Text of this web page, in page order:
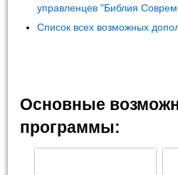
управленцев "Библия
Список всех возможных
Основные
программы: